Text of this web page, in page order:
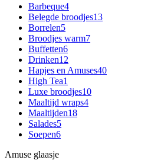
Barbeque4
Belegde broodjes13
Borrelen5
Broodjes warm7
Buffetten6
Drinken12
Hapjes en Amuses40
High Tea1
Luxe broodjes10
Maaltijd wraps4
Maaltijden18
Salades5
Soepen6
Amuse glaasje